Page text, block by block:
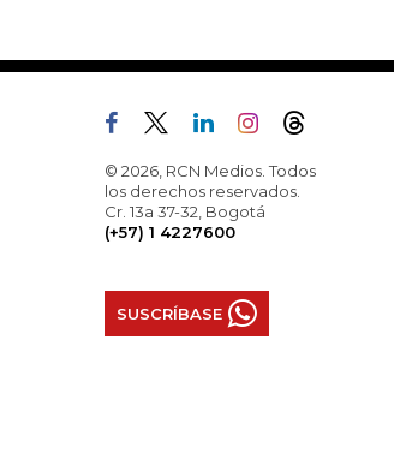
© 2026, RCN Medios. Todos
los derechos reservados.
Cr. 13a 37-32, Bogotá
(+57) 1 4227600
SUSCRÍBASE